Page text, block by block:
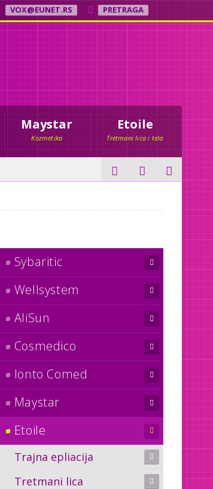
VOX@EUNET.RS PRETRAGA
Maystar
Kozmetika
Etoile
Tretmani lica i tela
Sybaritic
Wellsystem
AliSun
Cosmedico
Ionto Comed
Maystar
Etoile
Trajna epliacija
Tretmani lica